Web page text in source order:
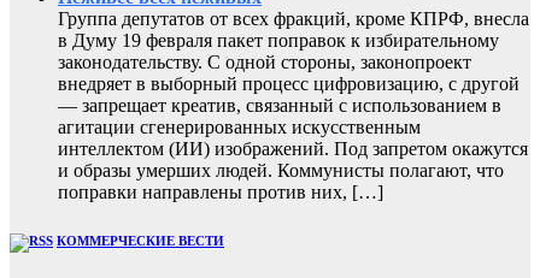
Группа депутатов от всех фракций, кроме КПРФ, внесла
в Думу 19 февраля пакет поправок к избирательному
законодательству. С одной стороны, законопроект
внедряет в выборный процесс цифровизацию, с другой
— запрещает креатив, связанный с использованием в
агитации сгенерированных искусственным
интеллектом (ИИ) изображений. Под запретом окажутся
и образы умерших людей. Коммунисты полагают, что
поправки направлены против них, […]
КОММЕРЧЕСКИЕ ВЕСТИ